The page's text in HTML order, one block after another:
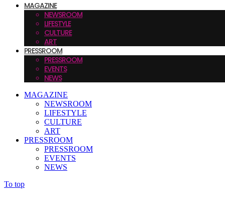
MAGAZINE
NEWSROOM
LIFESTYLE
CULTURE
ART
PRESSROOM
PRESSROOM
EVENTS
NEWS
MAGAZINE
NEWSROOM
LIFESTYLE
CULTURE
ART
PRESSROOM
PRESSROOM
EVENTS
NEWS
To top